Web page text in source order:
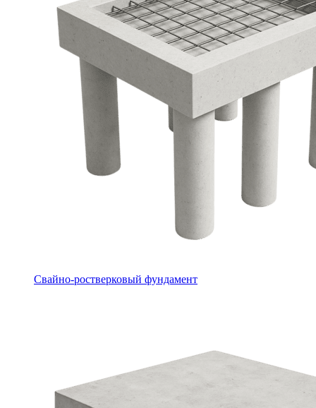
Свайно-ростверковый фундамент